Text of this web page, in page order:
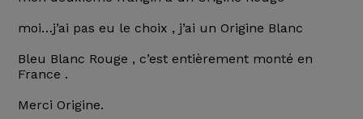
moi…j’ai pas eu le choix , j’ai un Origine Blanc
Bleu Blanc Rouge , c’est entièrement monté en
France .
Merci Origine.